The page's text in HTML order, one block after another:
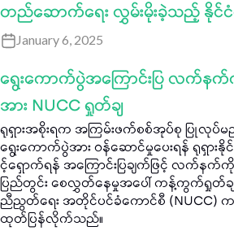
တည်ဆောက်ရေး လွှမ်းမိုးခဲ့သည့် နိုင်ငံ
January 6, 2025
ရွေးကောက်ပွဲအကြောင်းပြ လက်န
အား NUCC ရှုတ်ချ
ရုရှားအစိုးရက အကြမ်းဖက်စစ်အုပ်စု ပြုလု
ရွေးကောက်ပွဲအား ဝန်ဆောင်မှုပေးရန် ရုရှားနို
င့်ရှောက်ရန် အကြောင်းပြချက်ဖြင့် လက်နက်ကိုင်
ပြည်တွင်း စေလွှတ်နေမှုအပေါ် ကန့်ကွက်ရှုတ်ချက
ညီညွတ်ရေး အတိုင်ပင်ခံကောင်စီ (NUCC)
ထုတ်ပြန်လိုက်သည်။